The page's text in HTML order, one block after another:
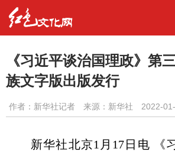
《习近平谈治国理政》第
族文字版出版发行
作者： 新华社记者 来源：新华社 2022-
新华社北京1月17日电 《